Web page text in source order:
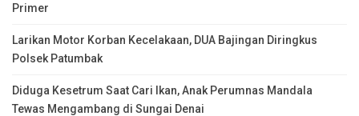
Primer
Larikan Motor Korban Kecelakaan, DUA Bajingan Diringkus
Polsek Patumbak
Diduga Kesetrum Saat Cari Ikan, Anak Perumnas Mandala
Tewas Mengambang di Sungai Denai